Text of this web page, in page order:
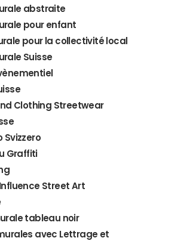
abstraite
pour enfant
pour la collectivité local
Suisse
Clothing Streetwear
Graffiti
Street Art
tableau noir
avec Lettrage et